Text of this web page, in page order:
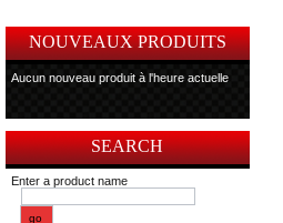
NOUVEAUX PRODUITS
Aucun nouveau produit à l'heure actuelle
SEARCH
Enter a product name